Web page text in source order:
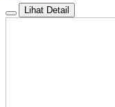
Lihat Detail